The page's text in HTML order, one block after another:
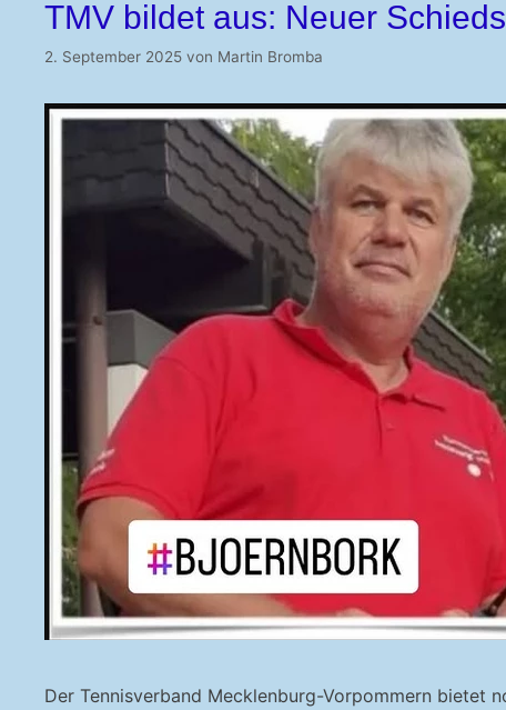
TMV bildet aus: Neuer
2. September 2025 von Martin Bromba
Der Tennisverband Mecklenburg-Vorpommern bietet